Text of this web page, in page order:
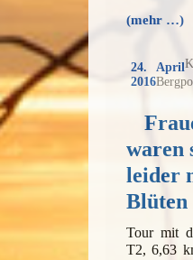
(mehr …)
24. April
2016
waren
leider
Blüten
Tour mit
T2, 6,63